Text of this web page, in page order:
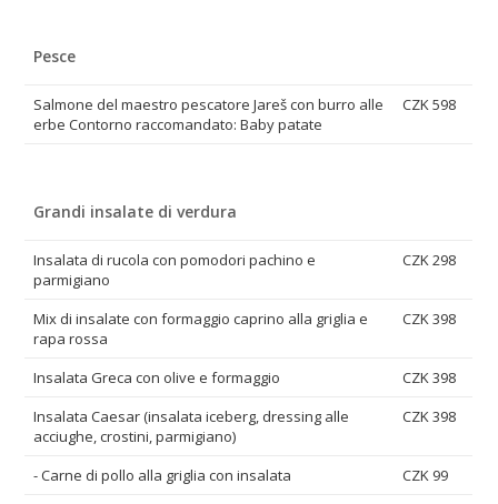
Pesce
Salmone del maestro pescatore Jareš con burro alle
erbe Contorno raccomandato: Baby patate
CZK 598
Grandi insalate di verdura
Insalata di rucola con pomodori pachino e
parmigiano
CZK 298
Mix di insalate con formaggio caprino alla griglia e
rapa rossa
CZK 398
Insalata Greca con olive e formaggio
CZK 398
Insalata Caesar (insalata iceberg, dressing alle
acciughe, crostini, parmigiano)
CZK 398
- Carne di pollo alla griglia con insalata CZK 99